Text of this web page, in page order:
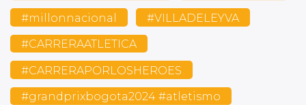
#millonnacional #VILLADELEYVA
#CARRERAATLETICA
#CARRERAPORLOSHEROES
#grandprixbogota2024 #atletismo